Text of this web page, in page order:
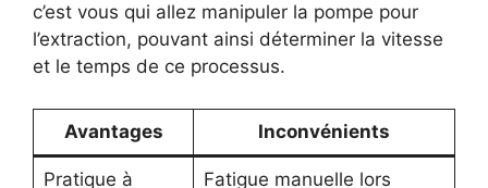
c’est vous qui allez manipuler la pompe pour
l’extraction, pouvant ainsi déterminer la vitesse
et le temps de ce processus.
Avantages Inconvénients
Pratique à
Fatigue manuelle lors